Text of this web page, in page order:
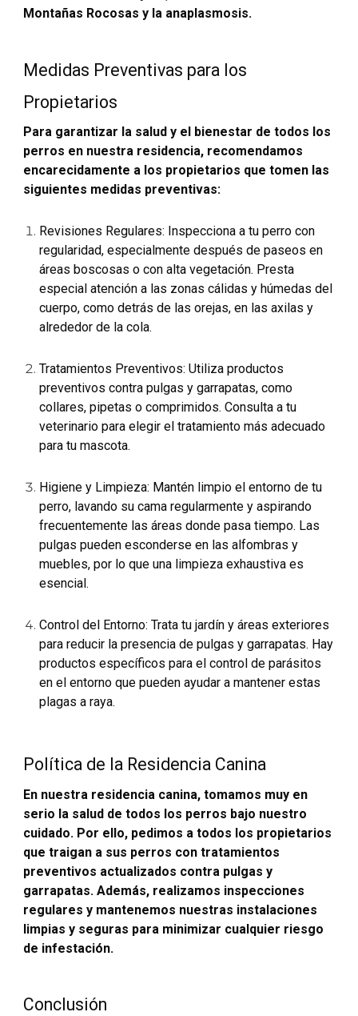
Montañas Rocosas y la anaplasmosis.
Medidas Preventivas para los
Propietarios
Para garantizar la salud y el bienestar de todos los
perros en nuestra residencia, recomendamos
encarecidamente a los propietarios que tomen las
siguientes medidas preventivas:
Revisiones Regulares: Inspecciona a tu perro con
regularidad, especialmente después de paseos en
áreas boscosas o con alta vegetación. Presta
especial atención a las zonas cálidas y húmedas del
cuerpo, como detrás de las orejas, en las axilas y
alrededor de la cola.
Tratamientos Preventivos: Utiliza productos
preventivos contra pulgas y garrapatas, como
collares, pipetas o comprimidos. Consulta a tu
veterinario para elegir el tratamiento más adecuado
para tu mascota.
Higiene y Limpieza: Mantén limpio el entorno de tu
perro, lavando su cama regularmente y aspirando
frecuentemente las áreas donde pasa tiempo. Las
pulgas pueden esconderse en las alfombras y
muebles, por lo que una limpieza exhaustiva es
esencial.
Control del Entorno: Trata tu jardín y áreas exteriores
para reducir la presencia de pulgas y garrapatas. Hay
productos específicos para el control de parásitos
en el entorno que pueden ayudar a mantener estas
plagas a raya.
Política de la Residencia Canina
En nuestra residencia canina, tomamos muy en
serio la salud de todos los perros bajo nuestro
cuidado. Por ello, pedimos a todos los propietarios
que traigan a sus perros con tratamientos
preventivos actualizados contra pulgas y
garrapatas. Además, realizamos inspecciones
regulares y mantenemos nuestras instalaciones
limpias y seguras para minimizar cualquier riesgo
de infestación.
Conclusión